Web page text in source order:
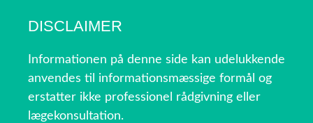
DISCLAIMER
Informationen på denne side kan udelukkende
anvendes til informationsmæssige formål og
erstatter ikke professionel rådgivning eller
lægekonsultation.